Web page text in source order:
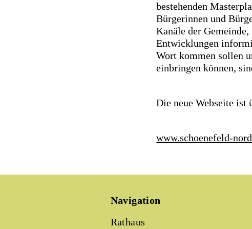
bestehenden
Bürgerinnen und
Kanäle der
Entwicklungen
Wort kommen sollen
einbringen können,
Die neue Webseite ist
www.schoenefeld-
Navigation
Rathaus